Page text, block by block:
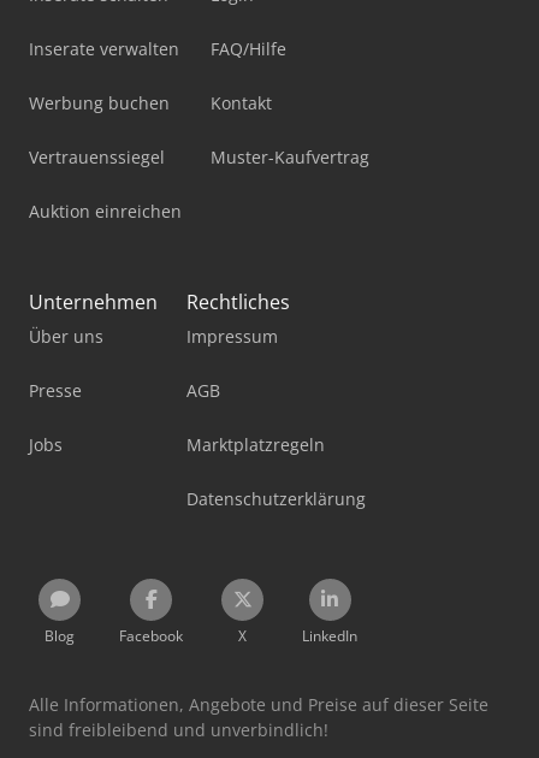
Inserate verwalten
Werbung buchen
Vertrauenssiegel
Auktion einreichen
FAQ/Hilfe
Kontakt
Muster-Kaufvertrag
Unternehmen
Über uns
Presse
Jobs
Rechtliches
Impressum
AGB
Marktplatzregeln
Datenschutzerklärung
Blog Facebook X LinkedIn
Alle Informationen, Angebote und Preise auf dieser Seite
sind freibleibend und unverbindlich!